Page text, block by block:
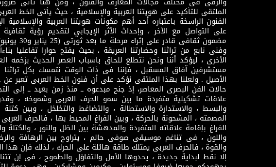
الملتقى للتأكيد على هويتنا العربية والإسلامية ، حيث يأتى الخط
الفنون الراسخة باعتباره أحد أهم مكونات هويتنا العربية والإسلامية
على التواصل مع الآخر ، وإحداث الأثر الإيجابي لتقديم رؤية
مضمون ثقافى قادر
وفنى نابع من تراثنا وحضارتنا العريقة ، بحيث يفتح حوارا تفاعليا
الأخرى ، ليؤكد أننا ونحن نتطلع للحاق باسباب العصر الحديث بزخمه
مستشرفين آفاق المسقبل ، فإننا فى ذات الوقت نتمسك بكل تراثنا
الأصيل . ولعلنا بهذا الملتقى نؤكد على أن فنون الخط العربى تعبر عن
حالات الفن البصرى المعاصر، إذ جنح مبدعوه ــ منذ زمن بعيد ــ إلى
علاقات تشكيلية متفردة ما بين سمو الحرف العربى وشموخه ،
والبسط ، والاستدارة والاستطالة ، والتضاغط والتخلخل ، وبين كتلة
المصمته ، المشحونة بالحركة ، وبين الفراغ المحيط بها ، فالحرف
الفراغ بإقامة علاقاته المتفردة والمدهشة بين الظل والنور ، والكتلة
واللون ، فى تناغم موسيقى صوفى حالم ، يتراوح بين الرهافة
والقوة ، فالحرف العربى يمتلك طاقة هائلة على الحرك ، لذلك فإن هذا
إلا نقط لبداية جديدة ، يحدوها الأمل والتفاؤل والطموح ، فى إن